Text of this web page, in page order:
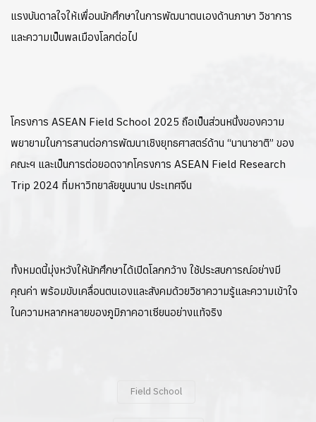
แรงบันดาลใจให้เพื่อนนักศึกษาในการพัฒนาตนเองด้านภาษา วิชาการ
และความเป็นพลเมืองโลกต่อไป
โครงการ ASEAN Field School 2025 ถือเป็นส่วนหนึ่งของความ
พยายามในการสานต่อการพัฒนาเชิงยุทธศาสตร์ด้าน “นานาชาติ” ของ
คณะฯ และเป็นการต่อยอดจากโครงการ ASEAN Field Research
Trip 2024 ที่มหาวิทยาลัยยูนนาน ประเทศจีน
ทั้งหมดนี้มุ่งหวังให้นักศึกษาได้เปิดโลกกว้าง ใช้ประสบการณ์อย่างมี
คุณค่า พร้อมขับเคลื่อนตนเองและสังคมด้วยวิชาความรู้และความเข้าใจ
ในความหลากหลายของภูมิภาคอาเซียนอย่างแท้จริง
Field School